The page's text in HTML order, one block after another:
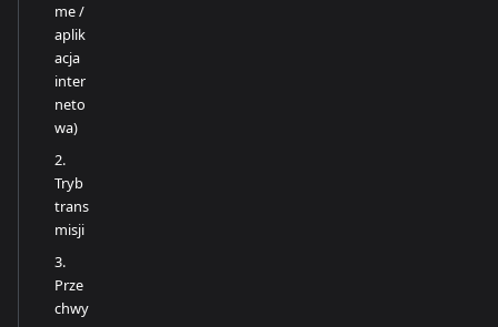
me /
aplik
acja
inter
neto
wa)
2.
Tryb
trans
misji
3.
Prze
chwy